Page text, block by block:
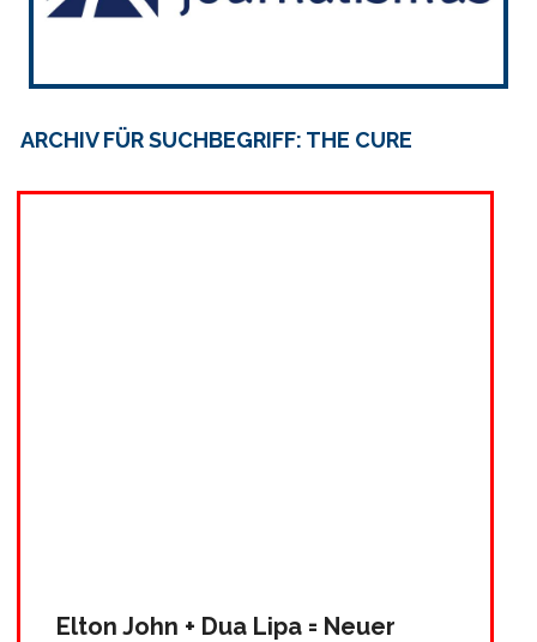
ARCHIV FÜR SUCHBEGRIFF: THE CURE
Elton John + Dua Lipa = Neuer